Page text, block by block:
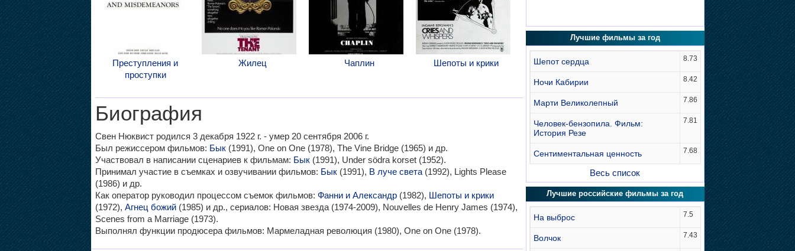
Преступления и
проступки
Жилец Чаплин Шепоты и крики
Биография
Свен Нюквист родился 3 декабря 1922 г. - умер 20 сентября 2006 г.
Был режиссером фильмов: Бык(1991), One on One (1978), The Vine Bridge (1965) и др.
Участвовал в написании сценариев к фильмам: Бык(1991), Under södra korset (1952).
Принимал участие в съемках и озвучивании фильмов: Бык(1991), В луче света(1992), Lights Please
(1986) и др.
Как оператор руководил процессом съемок фильмов: Фанни и Александр(1982), Шепоты и крики
(1972), Агнец божий(1985) и др., сериалов: Новая звезда (1974-2009), Nouvelles de Henry James (1974),
Scenes from a Marriage (1973).
Выполнял функции продюсера фильмов: Мармеладная революция (1980), One on One (1978).
Лучшие фильмы за год
Шепот сердца 8.73
Ночи Кабирии 8.42
Марти Великолепный 7.86
Человек-бензопила. Фильм:
История Резе
7.81
Сентиментальная ценность 7.68
Весь список
Лучшие российские фильмы за год
На выброс 7.5
Волчок 7.43